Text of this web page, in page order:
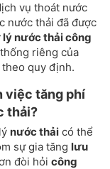
vụ thoát nước
nước thải đã được
lý nước thải công
riêng của
theo quy định.
việc tăng phí
thải?
nước thải có thể
sự gia tăng lưu
đòi hỏicông